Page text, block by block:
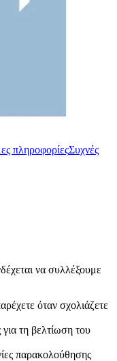
πληροφορίεςΣυχνές
να συλλέξουμε
όταν σχολιάζετε
τη βελτίωση του
παρακολούθησης